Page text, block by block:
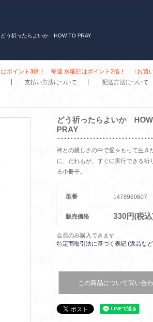
どう祈ったらよいか HOW TO PRAY
ポイント3倍！ 毎週 水曜日はポイント2倍！ 〈お買
支払い方法について 配送方法について
どう祈ったらよいか
PRAY
神との親しさの中で愛をもって生き
に、だれもが、すぐに実行できる祈
る小冊子。
型番 1478960607
販売価格 330円(税
会員のみ購入できます
特定商取引法に基づく表記 (返品な
この商品について問い合